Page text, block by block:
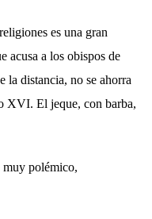
es una gran
acusa a los obispos de
la distancia, no se ahorra
XVI. El jeque, con barba,
polémico,